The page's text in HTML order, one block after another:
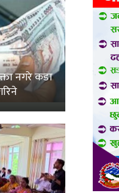
नगरे कडा